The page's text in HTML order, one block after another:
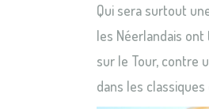
Qui sera surtout
les Néerlandais
sur le Tour, contre
dans les classiques